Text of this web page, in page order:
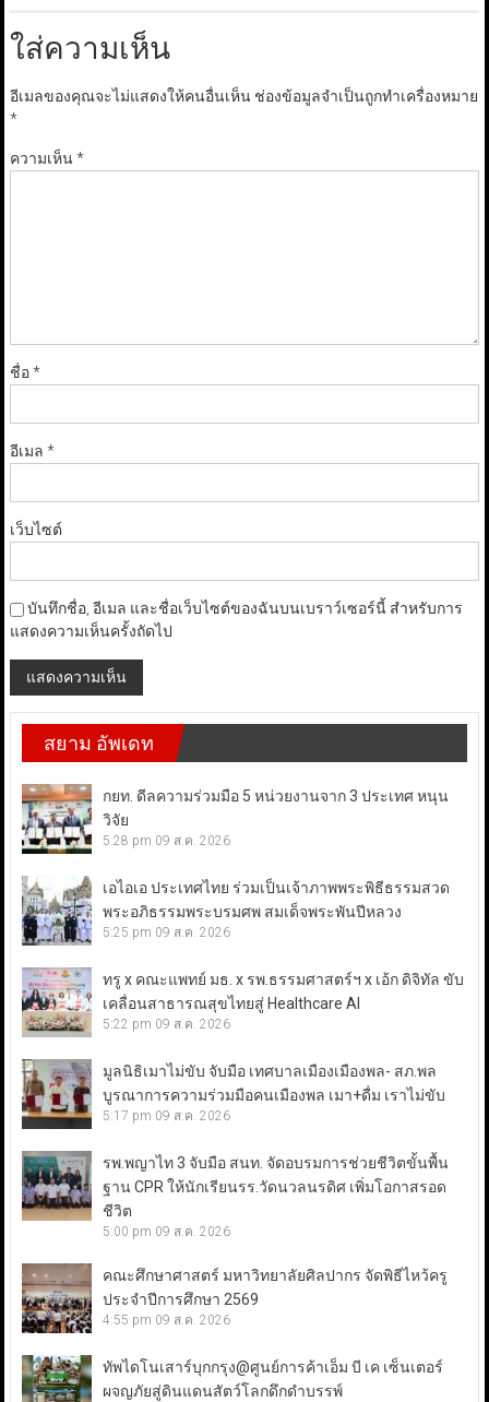
ใส่ความเห็น
อีเมลของคุณจะไม่แสดงให้คนอื่นเห็น ช่องข้อมูลจำเป็นถูกทำเครื่องหมาย
*
ความเห็น*
ชื่อ*
อีเมล *
เว็บไซต์
บันทึกชื่อ, อีเมล และชื่อเว็บไซต์ของฉันบนเบราว์เซอร์นี้ สำหรับการ
แสดงความเห็นครั้งถัดไป
สยาม อัพเดท
กยท. ดีลความร่วมมือ 5 หน่วยงานจาก 3 ประเทศ หนุน
วิจัย
5:28 pm 09 ส.ค. 2026
เอไอเอ ประเทศไทย ร่วมเป็นเจ้าภาพพระพิธีธรรมสวด
พระอภิธรรมพระบรมศพ สมเด็จพระพันปีหลวง
5:25 pm 09 ส.ค. 2026
ทรู x คณะแพทย์ มธ. x รพ.ธรรมศาสตร์ฯ x เอ้ก ดิจิทัล ขับ
เคลื่อนสาธารณสุขไทยสู่ Healthcare AI
5:22 pm 09 ส.ค. 2026
มูลนิธิเมาไม่ขับ จับมือ เทศบาลเมืองเมืองพล- สภ.พล
บูรณาการความร่วมมือคนเมืองพล เมา+ดื่ม เราไม่ขับ
5:17 pm 09 ส.ค. 2026
รพ.พญาไท 3 จับมือ สนท. จัดอบรมการช่วยชีวิตขั้นพื้น
ฐาน CPR ให้นักเรียนรร.วัดนวลนรดิศ เพิ่มโอกาสรอด
ชีวิต
5:00 pm 09 ส.ค. 2026
คณะศึกษาศาสตร์ มหาวิทยาลัยศิลปากร จัดพิธีไหว้ครู
ประจำปีการศึกษา 2569
4:55 pm 09 ส.ค. 2026
ทัพไดโนเสาร์บุกกรุง@ศูนย์การค้าเอ็ม บี เค เซ็นเตอร์
ผจญภัยสู่ดินแดนสัตว์โลกดึกดำบรรพ์